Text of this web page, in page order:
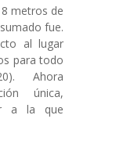
metros de
fue.
al lugar
para todo
Ahora
única,
a la que